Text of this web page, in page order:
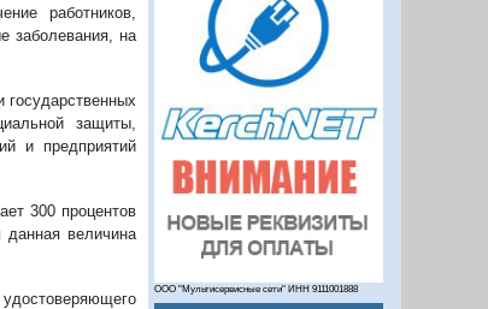
работников,
заболевания, на
защиты,
и предприятий
300 процентов
величина
ООО "Мультисервисные сети" ИНН 9111001888